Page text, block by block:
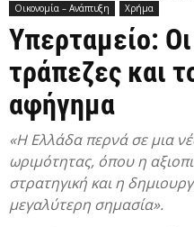
Οικονομία – Ανάπτυξη Χρήμα
Υπερταμείο:
τράπεζες και
αφήγημα
«Η Ελλάδα περνά σε μια
ωριμότητας, όπου η
στρατηγική και η
μεγαλύτερη σημασία».